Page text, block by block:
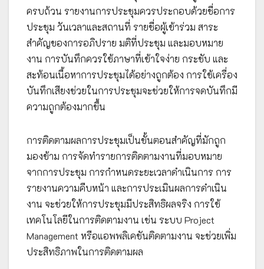
ครบถ้วน รายงานการประชุมควรประกอบด้วยชื่อการ
ประชุม วันเวลาและสถานที่ รายชื่อผู้เข้าร่วม สาระ
สำคัญของการอภิปราย มติที่ประชุม และมอบหมาย
งาน การบันทึกควรใช้ภาษาที่เข้าใจง่าย กระชับ และ
สะท้อนเนื้อหาการประชุมได้อย่างถูกต้อง การใช้เครื่อง
บันทึกเสียงช่วยในการประชุมจะช่วยให้การจดบันทึกมี
ความถูกต้องมากขึ้น
การติดตามผลการประชุมเป็นขั้นตอนสำคัญที่มักถูก
มองข้าม การจัดทำรายการติดตามงานที่มอบหมาย
จากการประชุม การกำหนดระยะเวลาดำเนินการ การ
รายงานความคืบหน้า และการประเมินผลการดำเนิน
งาน จะช่วยให้การประชุมมีประสิทธิผลจริง การใช้
เทคโนโลยีในการติดตามงาน เช่น ระบบ Project
Management หรือแอพพลิเคชันติดตามงาน จะช่วยเพิ่ม
ประสิทธิภาพในการติดตามผล